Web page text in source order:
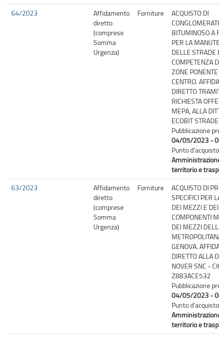
64/2023
Affidamento
diretto
(comprese
Somma
Urgenza)
Forniture
ACQUISTO DI
BITUMINOSO A
PER LA
DELLE STRADE
COMPETENZA
ZONE
CENTRO.
DIRETTO
RICHIESTA
MEPA, ALLA
ECOBIT
Pubblicazione
04/05/2023 -
Punto
territorio e
63/2023
Affidamento
diretto
(comprese
Somma
Urgenza)
Forniture
ACQUISTO DI
SPECIFICI PER
DEI MEZZI E DEI
COMPONENTI
DEI MEZZI
GENOVA.
DIRETTO ALLA
NOVER SNC -
Z883ACE532
Pubblicazione
04/05/2023 -
Punto
territorio e